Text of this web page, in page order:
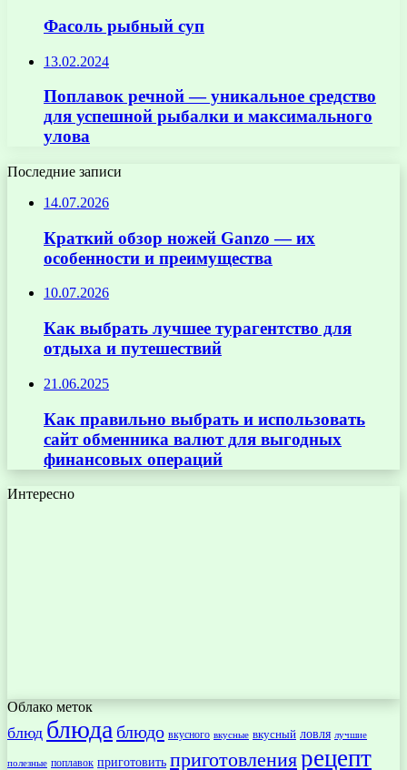
Фасоль рыбный суп
13.02.2024
Поплавок речной — уникальное средство
для успешной рыбалки и максимального
улова
Последние записи
14.07.2026
Краткий обзор ножей Ganzo — их
особенности и преимущества
10.07.2026
Как выбрать лучшее турагентство для
отдыха и путешествий
21.06.2025
Как правильно выбрать и использовать
сайт обменника валют для выгодных
финансовых операций
Интересно
Облако меток
блюд блюда блюдо вкусного вкусные вкусный ловля лучшие
полезные поплавок приготовить приготовлениярецепт